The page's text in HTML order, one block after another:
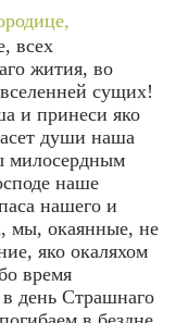
всех
жития, во
сущих!
и принеси яко
души наша
милосердным
наше
нашего и
мы, окаянные, не
яко окаляхом
время
день Страшнаго